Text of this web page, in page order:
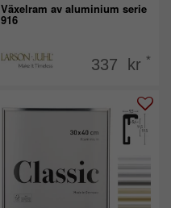
Växelram av aluminium serie
916
337 kr *